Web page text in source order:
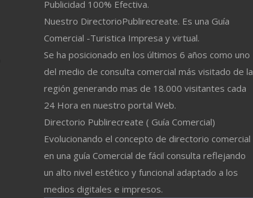
Publicidad 100% Efectiva.
Nuestro DirectorioPublirecreate. Es una Guía
Comercial -Turistica Impresa y virtual.
Se ha posicionado en los últimos 6 años como uno
del medio de consulta comercial más visitado de la
región generando mas de 18.000 visitantes cada
24 Hora en nuestro portal Web.
Directorio Publirecreate ( Guía Comercial)
Evolucionando el concepto de directorio comercial
en una guía Comercial de fácil consulta reflejando
un alto nivel estético y funcional adaptado a los
medios digitales e impresos.